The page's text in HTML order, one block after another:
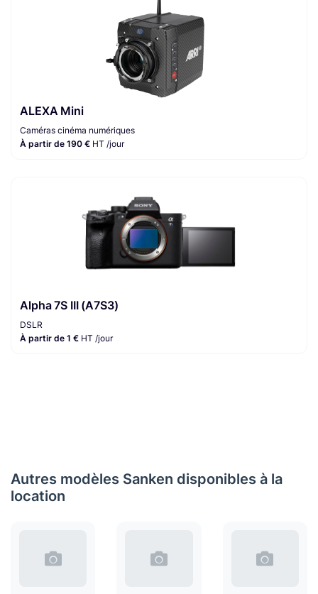
ALEXA Mini
Caméras cinéma numériques
À partir de 190 € HT /jour
Alpha 7S III (A7S3)
DSLR
À partir de 1 € HT /jour
Autres modèles Sanken disponibles à la
location